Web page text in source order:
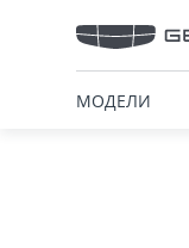
МОДЕЛИ